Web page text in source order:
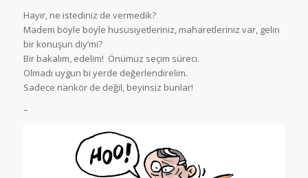
Hayır, ne istediniz de vermedik?
Madem böyle böyle hususiyetleriniz, maharetleriniz var, gelin
bir konuşun diy’mi?
Bir bakalım, edelim! Önümüz seçim süreci.
Olmadı uygun bi yerde değerlendirelim.
Sadece nankör de değil, beyinsiz bunlar!
–